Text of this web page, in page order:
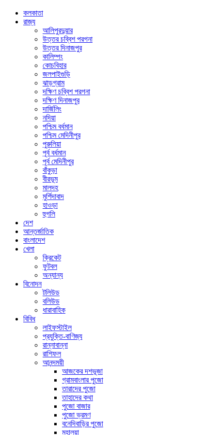
কলকাতা
রাজ্য
আলিপুরদুয়ার
উত্তর চব্বিশ পরগনা
উত্তর দিনাজপুর
কালিম্পং
কোচবিহার
জলপাইগুড়ি
ঝাড়গ্রাম
দক্ষিণ চব্বিশ পরগনা
দক্ষিণ দিনাজপুর
দার্জিলিং
নদিয়া
পশ্চিম বর্ধমান
পশ্চিম মেদিনীপুর
পুরুলিয়া
পূর্ব বর্ধমান
পূর্ব মেদিনীপুর
বাঁকুড়া
বীরভূম
মালদহ
মুর্শিদাবাদ
হাওড়া
হুগলি
দেশ
আন্তর্জাতিক
বাংলাদেশ
খেলা
ক্রিকেট
ফুটবল
অন্যান্য
বিনোদন
টলিউড
বলিউড
ধারাবাহিক
বিবিধ
লাইফস্টাইল
প্রযুক্তি-বাণিজ্য
রান্নাবান্না
রাশিফল
আনন্দময়ী
আজকের দশভূজা
গ্রামবাংলার পুজো
তারাদের পুজো
তাহাদের কথা
পুজো বাজার
পুজো ভ্রমণ
বনেদিবাড়ির পুজো
মহালয়া